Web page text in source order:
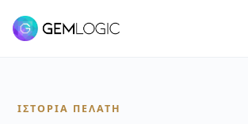
ΙΣΤΟΡΊΑ ΠΕΛΆΤΗ